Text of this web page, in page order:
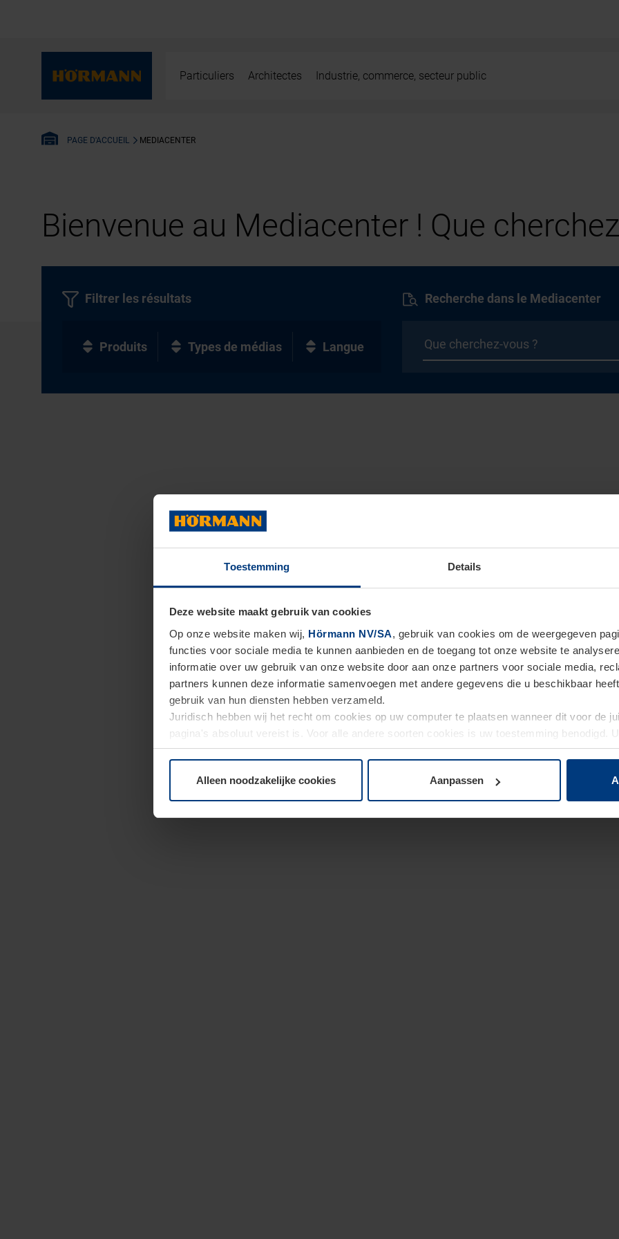
Toestemming Details
Deze website maakt gebruik van cookies
Op onze website maken wij, Hörmann NV/SA, gebruik van cookies om de weergegeven
functies voor sociale media te kunnen aanbieden en de toegang tot onze website te
informatie over uw gebruik van onze website door aan onze partners voor sociale media,
partners kunnen deze informatie samenvoegen met andere gegevens die u beschikbaar
gebruik van hun diensten hebben verzameld.
Juridisch hebben wij het recht om cookies op uw computer te plaatsen wanneer dit voor de
pagina's absoluut vereist is. Voor alle andere soorten cookies is uw toestemming benodigd.
moment bij de uitleg van de cookies op paginaPrivacyverklaringop onze website wijzigen
Alleen noodzakelijke cookies Aanpassen
Particuliers Architectes Industrie, commerce, secteur public
PAGE D'ACCUEIL MEDIACENTER
Bienvenue au Mediacenter ! Que
Recherche dans le Mediacenter
Filtrer les résultats
Produits Types de médias Langue